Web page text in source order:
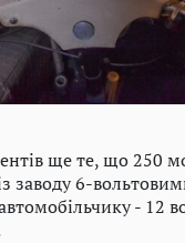
ще те, що 250
заводу 6-
- 12